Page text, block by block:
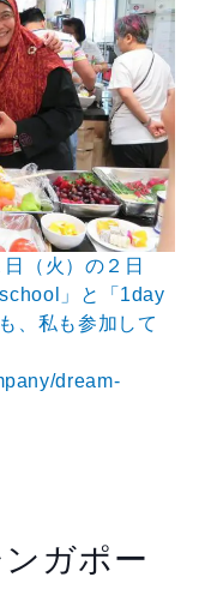
（火）の２日
」と「1day
、私も参加して
dream-
ガポー